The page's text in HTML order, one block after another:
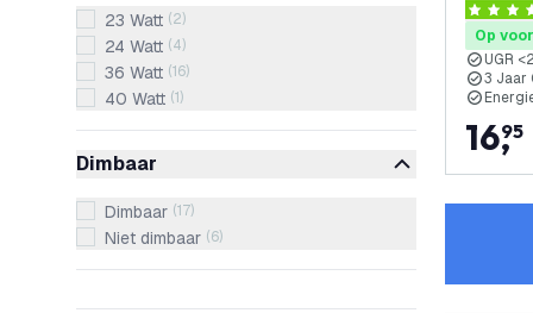
23 Watt (2)
24 Watt (4)
36 Watt (16)
40 Watt (1)
Dimbaar
Dimbaar (17)
Niet dimbaar (6)
3 Jaar
4.2
Op
UGR
3 Jaar
16,
95